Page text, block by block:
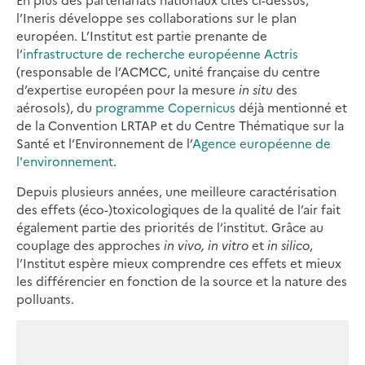
l’Ineris développe ses collaborations sur le plan
européen. L’Institut est partie prenante de
l’infrastructure de recherche européenne Actris
(responsable de l’ACMCC, unité française du centre
d’expertise européen pour la mesure in situdes
aérosols), du programme Copernicus déjà mentionné et
de la Convention LRTAP et du Centre Thématique sur la
Santé et l’Environnement de l’Agence européenne de
l'environnement.
Depuis plusieurs années, une meilleure caractérisation
des effets (éco-)toxicologiques de la qualité de l’air fait
également partie des priorités de l’institut. Grâce au
couplage des approches in vivo, in vitroetin silico,
l’Institut espère mieux comprendre ces effets et mieux
les différencier en fonction de la source et la nature des
polluants.